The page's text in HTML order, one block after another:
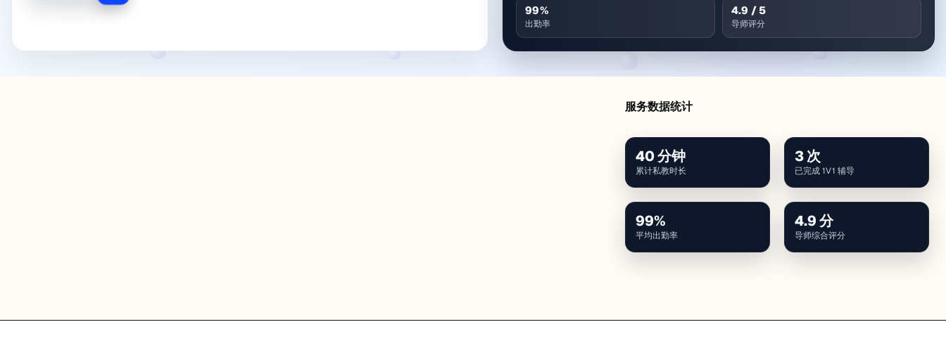
99%
出勤率
4.9 / 5
导师评分
服务数据统计
40分钟
累计私教时长
3次
已完成 1V1 辅导
99%
平均出勤率
4.9分
导师综合评分